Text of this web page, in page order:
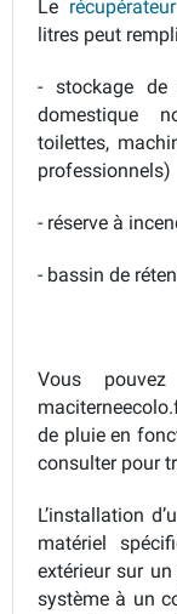
Le
litres peut
- stockage de
domestique
toilettes,
professionnels)
- réserve à
- bassin de
Vous
de pluie en
consulter pour
L’installation
matériel
extérieur sur
système à un